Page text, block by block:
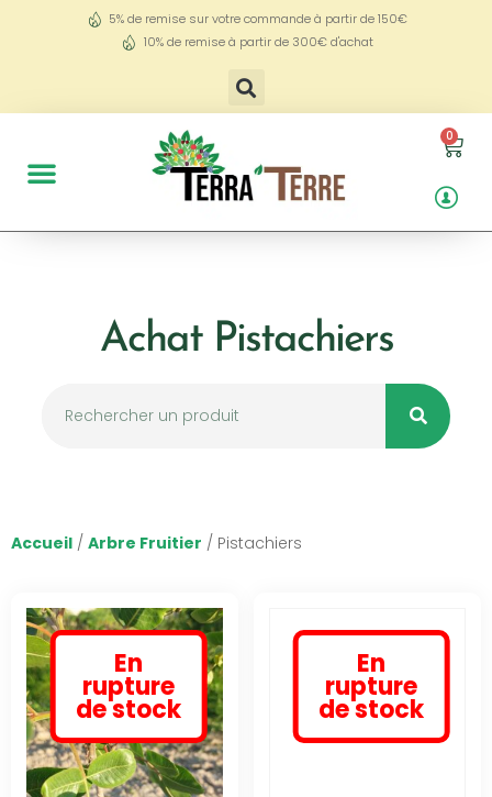
5% de remise sur votre commande à partir de 150€
10% de remise à partir de 300€ d'achat
0
Achat Pistachiers
Accueil / Arbre Fruitier / Pistachiers
En
rupture
de stock
En
rupture
de stock